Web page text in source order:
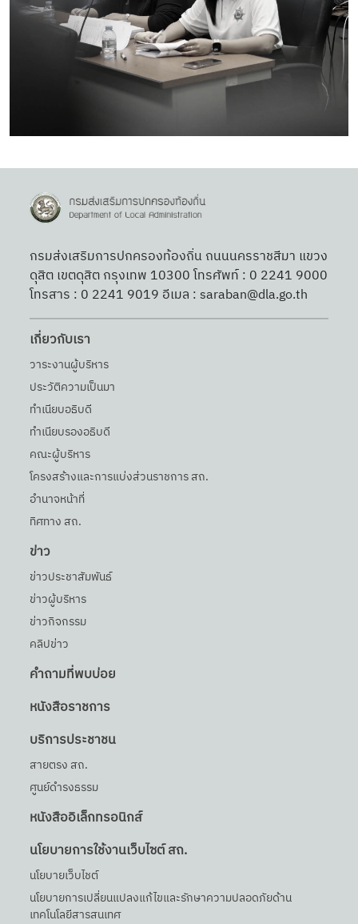
กรมส่งเสริมการปกครองท้องถิ่น ถนนนครราชสีมา แขวง
ดุสิต เขตดุสิต กรุงเทพ 10300 โทรศัพท์ : 0 2241 9000
โทรสาร : 0 2241 9019 อีเมล : saraban@dla.go.th
เกี่ยวกับเรา
วาระงานผู้บริหาร
ประวัติความเป็นมา
ทำเนียบอธิบดี
ทำเนียบรองอธิบดี
คณะผู้บริหาร
โครงสร้างและการแบ่งส่วนราชการ สถ.
อำนาจหน้าที่
ทิศทาง สถ.
ข่าว
ข่าวประชาสัมพันธ์
ข่าวผู้บริหาร
ข่าวกิจกรรม
คลิปข่าว
คำถามที่พบบ่อย
หนังสือราชการ
บริการประชาชน
สายตรง สถ.
ศูนย์ดำรงธรรม
หนังสืออิเล็กทรอนิกส์
นโยบายการใช้งานเว็บไซต์ สถ.
นโยบายเว็บไชต์
นโยบายการเปลี่ยนแปลงแก้ไขและรักษาความปลอดภัยด้าน
เทคโนโลยีสารสนเทศ